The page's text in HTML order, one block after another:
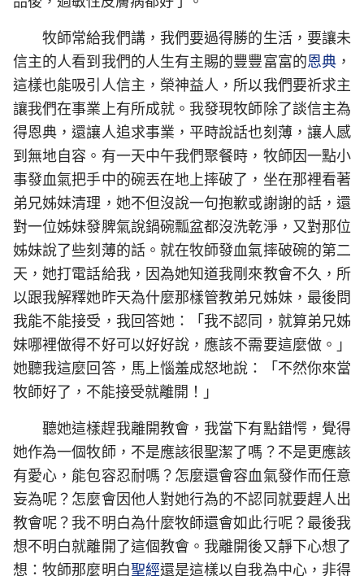
牧師常給我們講，我們要過得勝的生活，要讓未
信主的人看到我們的人生有主賜的豐豐富富的恩典 ，
這樣也能吸引人信主，榮神益人，所以我們要祈求主
讓我們在事業上有所成就。我發現牧師除了談信主為
得恩典，還讓人追求事業，平時說話也刻薄，讓人感
到無地自容。有一天中午我們聚餐時，牧師因一點小
事發血氣把手中的碗丟在地上摔破了，坐在那裡看著
弟兄姊妹清理，她不但沒說一句抱歉或謝謝的話，還
對一位姊妹發脾氣說鍋碗瓢盆都沒洗乾淨，又對那位
姊妹說了些刻薄的話。就在牧師發血氣摔破碗的第二
天，她打電話給我，因為她知道我剛來教會不久，所
以跟我解釋她昨天為什麼那樣管教弟兄姊妹，最後問
我能不能接受，我回答她：「我不認同，就算弟兄姊
妹哪裡做得不好可以好好說，應該不需要這麼做。」
她聽我這麼回答，馬上惱羞成怒地說：「不然你來當
牧師好了，不能接受就離開！」
聽她這樣趕我離開教會，我當下有點錯愕，覺得
她作為一個牧師，不是應該很聖潔了嗎？不是更應該
有愛心，能包容忍耐嗎？怎麼還會容血氣發作而任意
妄為呢？怎麼會因他人對她行為的不認同就要趕人出
教會呢？我不明白為什麼牧師還會如此行呢？最後我
想不明白就離開了這個教會。我離開後又靜下心想了
想：牧師那麼明白聖經還是這樣以自我為中心，非得